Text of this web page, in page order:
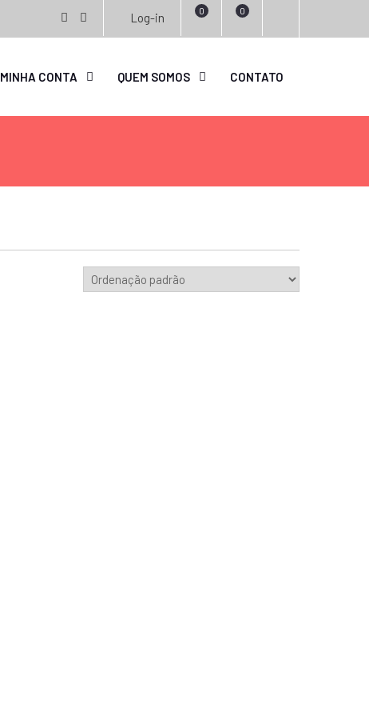
Log-in 0 0
MINHA CONTA QUEM SOMOS CONTATO